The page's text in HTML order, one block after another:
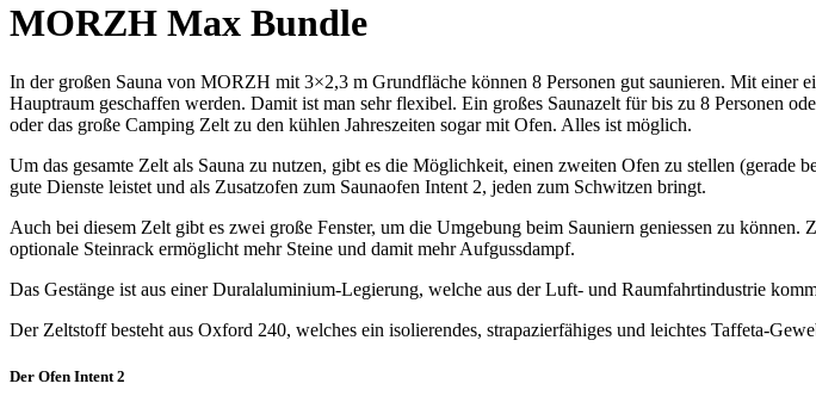
MORZH Max Bundle
In der großen Sauna von MORZH mit 3×2,3 m Grundfläche können 8 Personen gut saunieren. Mit
Hauptraum geschaffen werden. Damit ist man sehr flexibel. Ein großes Saunazelt für bis zu 8 Personen
oder das große Camping Zelt zu den kühlen Jahreszeiten sogar mit Ofen. Alles ist möglich.
Um das gesamte Zelt als Sauna zu nutzen, gibt es die Möglichkeit, einen zweiten Ofen zu stellen
gute Dienste leistet und als Zusatzofen zum Saunaofen Intent 2, jeden zum Schwitzen bringt.
Auch bei diesem Zelt gibt es zwei große Fenster, um die Umgebung beim Sauniern geniessen zu
optionale Steinrack ermöglicht mehr Steine und damit mehr Aufgussdampf.
Das Gestänge ist aus einer Duralaluminium-Legierung, welche aus der Luft- und Raumfahrtindustrie
Der Zeltstoff besteht aus Oxford 240, welches ein isolierendes, strapazierfähiges und leichtes Taffeta-
Der Ofen Intent 2